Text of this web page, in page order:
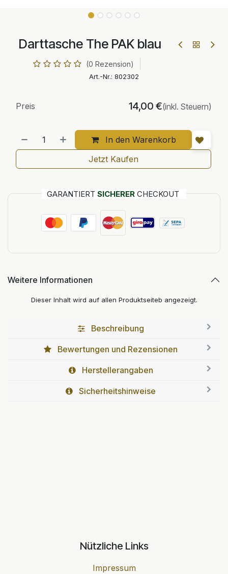
Darttasche The PAK blau
(0 Rezension)
Art.-Nr.: 802302
In den Warenkorb
Preis 14,00 €(inkl. Steuern)
Jetzt Kaufen
GARANTIERT SICHERER CHECKOUT
Weitere Informationen
Dieser Inhalt wird auf allen Produktseiteb angezeigt.
Beschreibung
Bewertungen und Rezensionen
Herstellerangaben
Sicherheitshinweise
Nützliche Links
Impressum